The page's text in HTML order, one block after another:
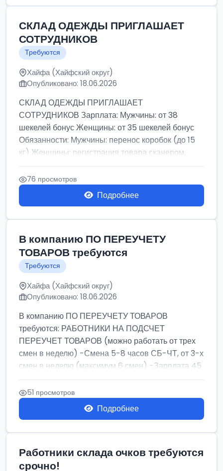
СКЛАД ОДЕЖДЫ ПРИГЛАШАЕТ
СОТРУДНИКОВ
Требуются
Хайфа (Хайфский округ)
Опубликовано: 18.06.2026
СКЛАД ОДЕЖДЫ ПРИГЛАШАЕТ
СОТРУДНИКОВ Зарплата: Мужчины: от 38
шекелей бонус Женщины: от 35 шекелей бонус
Обязанности: Мужчины: перенос коробок (до 15
кг) Женщины: регистрация товара сканером,
сбор зака...
76 просмотров
Подробнее
В компанию ПО ПЕРЕУЧЕТУ
ТОВАРОВ требуются
Требуются
Хайфа (Хайфский округ)
Опубликовано: 18.06.2026
В компанию ПО ПЕРЕУЧЕТУ ТОВАРОВ
требуются: РАБОТНИКИ НА ПОДСЧЕТ
ПЕРЕУЧЕТ ТОВАРОВ (можно работать от трех
смен в неделю) -Смена 5-8 часов СБ-ЧТ, от 3-х
смен в неделю (максимум 6 смен) -Зарплата 45
шек ...
51 просмотров
Подробнее
Работники склада очков требуются
срочно!